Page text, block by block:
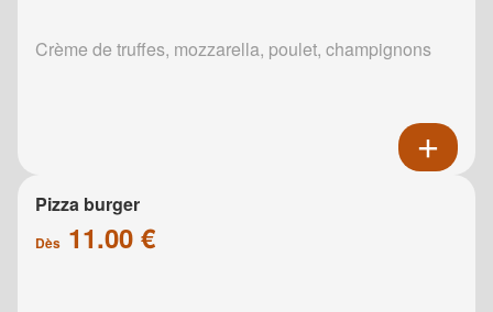
Crème de truffes, mozzarella, poulet, champignons
Pizza burger
Dès 11.00 €